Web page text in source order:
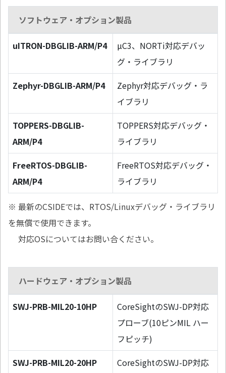
ソフトウェア・オプション製品
uITRON-DBGLIB-ARM/P4
µC3、NORTi対応デバッ
グ・ライブラリ
Zephyr-DBGLIB-ARM/P4
Zephyr対応デバッグ・ラ
イブラリ
TOPPERS-DBGLIB-
ARM/P4
TOPPERS対応デバッグ・
ライブラリ
FreeRTOS-DBGLIB-
ARM/P4
FreeRTOS対応デバッグ・
ライブラリ
※ 最新のCSIDEでは、RTOS/Linuxデバッグ・ライブラリ
を無償で使用できます。
対応OSについてはお問い合ください。
ハードウェア・オプション製品
SWJ-PRB-MIL20-10HP
CoreSightのSWJ-DP対応
プローブ(10ピンMIL ハー
フピッチ)
SWJ-PRB-MIL20-20HP
CoreSightのSWJ-DP対応